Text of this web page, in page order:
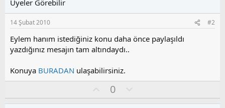
Üyeler Görebilir
14 Şubat 2010 #2
Eylem hanım istediğiniz konu daha önce paylaşıldı
yazdığınız mesajın tam altındaydı..
Konuya BURADAN ulaşabilirsiniz.
y
0
l